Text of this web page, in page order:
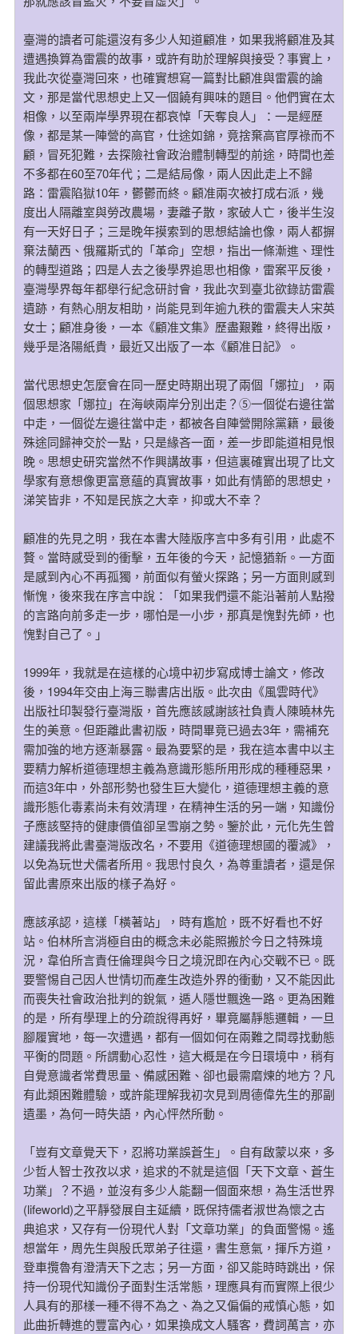
臺灣的讀者可能還沒有多少人知道顧准，如果我將顧准及其
遭遇換算為雷震的故事，或許有助於理解與接受？事實上，
我此次從臺灣回來，也確實想寫一篇對比顧准與雷震的論
文，那是當代思想史上又一個饒有興味的題目。他們實在太
相像，以至兩岸學界現在都哀悼「天奪良人」：一是經歷
像，都是某一陣營的高官，仕途如錦，竟捨棄高官厚祿而不
顧，冒死犯難，去探險社會政治體制轉型的前途，時間也差
不多都在60至70年代；二是結局像，兩人因此走上不歸
路：雷震陷獄10年，鬱鬱而終。顧准兩次被打成右派，幾
度出人隔離室與勞改農場，妻離子散，家破人亡，後半生沒
有一天好日子；三是晚年摸索到的思想結論也像，兩人都摒
棄法蘭西、俄羅斯式的「革命」空想，指出一條漸進、理性
的轉型道路；四是人去之後學界追思也相像，雷案平反後，
臺灣學界每年都舉行紀念研討會，我此次到臺北欲錄訪雷震
遺跡，有熱心朋友相助，尚能見到年逾九秩的雷震夫人宋英
女士；顧准身後，一本《顧准文集》歷盡艱難，終得出版，
幾乎是洛陽紙貴，最近又出版了一本《顧准日記》。
當代思想史怎麼會在同一歷史時期出現了兩個「娜拉」，兩
個思想家「娜拉」在海峽兩岸分別出走？⑤一個從右邊往當
中走，一個從左邊往當中走，都被各自陣營開除黨籍，最後
殊途同歸神交於一點，只是緣吝一面，差一步即能道相見恨
晚。思想史研究當然不作興講故事，但這裏確實出現了比文
學家有意想像更富意蘊的真實故事，如此有情節的思想史，
涕笑皆非，不知是民族之大幸，抑或大不幸？
顧准的先見之明，我在本書大陸版序言中多有引用，此處不
贅。當時感受到的衝擊，五年後的今天，記憶猶新。一方面
是感到內心不再孤獨，前面似有螢火探路；另一方面則感到
慚愧，後來我在序言中說：「如果我們還不能沿著前人點撥
的言路向前多走一步，哪怕是一小步，那真是愧對先師，也
愧對自己了。」
1999年，我就是在這樣的心境中初步寫成博士論文，修改
後，1994年交由上海三聯書店出版。此次由《風雲時代》
出版社印製發行臺灣版，首先應該感謝該社負責人陳曉林先
生的美意。但距離此書初版，時間畢竟已過去3年，需補充
需加強的地方逐漸暴露。最為要緊的是，我在這本書中以主
要精力解析道德理想主義為意識形態所用形成的種種惡果，
而這3年中，外部形勢也發生巨大變化，道德理想主義的意
識形態化毒素尚未有效清理，在精神生活的另一端，知識份
子應該堅持的健康價值卻呈雪崩之勢。鑒於此，元化先生曾
建議我將此書臺灣版改名，不要用《道德理想國的覆滅》，
以免為玩世犬儒者所用。我思忖良久，為尊重讀者，還是保
留此書原來出版的樣子為好。
應該承認，這樣「橫著站」，時有尷尬，既不好看也不好
站。伯林所言消極自由的概念未必能照搬於今日之特殊境
況，韋伯所言責任倫理與今日之境況即在內心交戰不已。既
要警惕自己因人世情切而產生改造外界的衝動，又不能因此
而喪失社會政治批判的銳氣，遁人隱世飄逸一路。更為困難
的是，所有學理上的分疏說得再好，畢竟屬靜態邏輯，一旦
腳履實地，每一次遭遇，都有一個如何在兩難之間尋找動態
平衡的問題。所謂動心忍性，這大概是在今日環境中，稍有
自覺意識者常費思量、備感困難、卻也最需磨煉的地方？凡
有此類困難體驗，或許能理解我初次見到周德偉先生的那副
遺墨，為何一時失語，內心怦然所動。
「豈有文章覺天下，忍將功業誤蒼生」。自有啟蒙以來，多
少哲人智士孜孜以求，追求的不就是這個「天下文章、蒼生
功業」？不過，並沒有多少人能翻一個面來想，為生活世界
(lifeworld)之平靜發展自主延續，既保持儒者淑世為懷之古
典追求，又存有一份現代人對「文章功業」的負面警惕。遙
想當年，周先生與殷氏眾弟子往還，書生意氣，揮斥方道，
登車攬魯有澄清天下之志；另一方面，卻又能時時跳出，保
持一份現代知識份子面對生活常態，理應具有而實際上很少
人具有的那樣一種不得不為之、為之又偏偏的戒慎心態，如
此曲折轉進的豐富內心，如果換成文人騷客，費詞萬言，亦